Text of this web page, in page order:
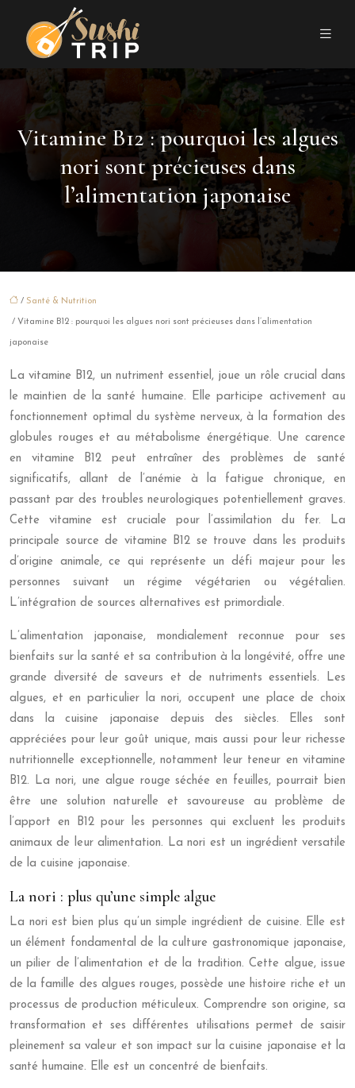
Vitamine B12 : pourquoi les algues
nori sont précieuses dans
l’alimentation japonaise
/ Santé & Nutrition
/ Vitamine B12 : pourquoi les algues nori sont précieuses dans l’alimentation
japonaise
La vitamine B12, un nutriment essentiel, joue un rôle crucial dans
le maintien de la santé humaine. Elle participe activement au
fonctionnement optimal du système nerveux, à la formation des
globules rouges et au métabolisme énergétique. Une carence
en vitamine B12 peut entraîner des problèmes de santé
significatifs, allant de l’anémie à la fatigue chronique, en
passant par des troubles neurologiques potentiellement graves.
Cette vitamine est cruciale pour l’assimilation du fer. La
principale source de vitamine B12 se trouve dans les produits
d’origine animale, ce qui représente un défi majeur pour les
personnes suivant un régime végétarien ou végétalien.
L’intégration de sources alternatives est primordiale.
L’alimentation japonaise, mondialement reconnue pour ses
bienfaits sur la santé et sa contribution à la longévité, offre une
grande diversité de saveurs et de nutriments essentiels. Les
algues, et en particulier la nori, occupent une place de choix
dans la cuisine japonaise depuis des siècles. Elles sont
appréciées pour leur goût unique, mais aussi pour leur richesse
nutritionnelle exceptionnelle, notamment leur teneur en vitamine
B12. La nori, une algue rouge séchée en feuilles, pourrait bien
être une solution naturelle et savoureuse au problème de
l’apport en B12 pour les personnes qui excluent les produits
animaux de leur alimentation. La nori est un ingrédient versatile
de la cuisine japonaise.
La nori : plus qu’une simple algue
La nori est bien plus qu’un simple ingrédient de cuisine. Elle est
un élément fondamental de la culture gastronomique japonaise,
un pilier de l’alimentation et de la tradition. Cette algue, issue
de la famille des algues rouges, possède une histoire riche et un
processus de production méticuleux. Comprendre son origine, sa
transformation et ses différentes utilisations permet de saisir
pleinement sa valeur et son impact sur la cuisine japonaise et la
santé humaine. Elle est un concentré de bienfaits.